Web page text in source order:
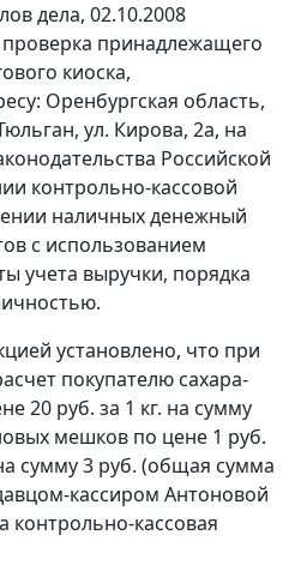
дела, 02.10.2008
принадлежащего
киоска,
Оренбургская область,
ул. Кирова, 2а, на
Российской
контрольно-кассовой
наличных денежный
с использованием
учета выручки, порядка
установлено, что при
покупателю сахара-
20 руб. за 1 кг. на сумму
мешков по цене 1 руб.
сумму 3 руб. (общая сумма
кассиром Антоновой
кассовая